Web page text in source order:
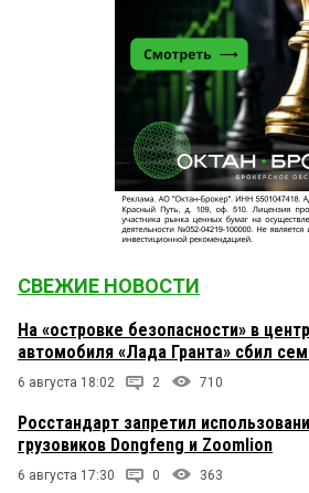
СВЕЖИЕ НОВОСТИ
На «островке безопасности» в
автомобиля «Лада Гранта» сбил
6 августа 18:02 2 710
Росстандарт запретил
грузовиков Dongfeng и Zoomlion
6 августа 17:30 0 363